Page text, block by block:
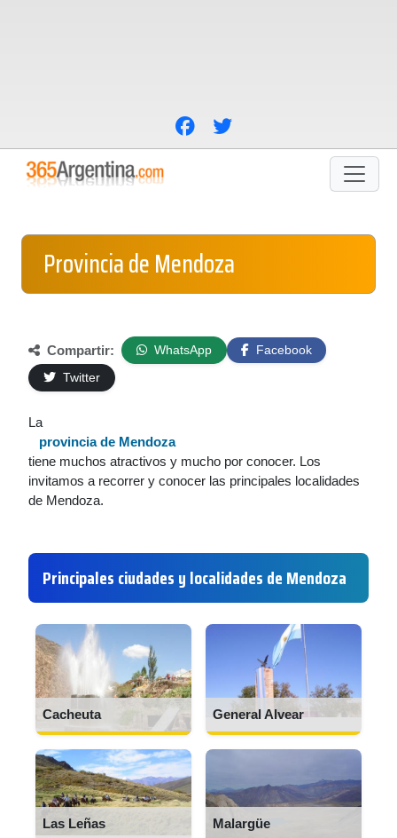
Provincia de Mendoza
Compartir: WhatsApp
Facebook
Twitter
La
provincia de Mendoza
tiene muchos atractivos y mucho por conocer. Los
invitamos a recorrer y conocer las principales localidades
de Mendoza.
Principales ciudades y localidades de Mendoza
Cacheuta General Alvear
Las Leñas Malargüe